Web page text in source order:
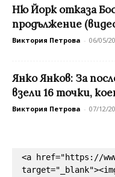
Ню Йорк отказа
продължение
Виктория Петрова - 06/05/
Янко Янков: За
взели 16 точки,
Виктория Петрова - 07/12/
<a href="https://